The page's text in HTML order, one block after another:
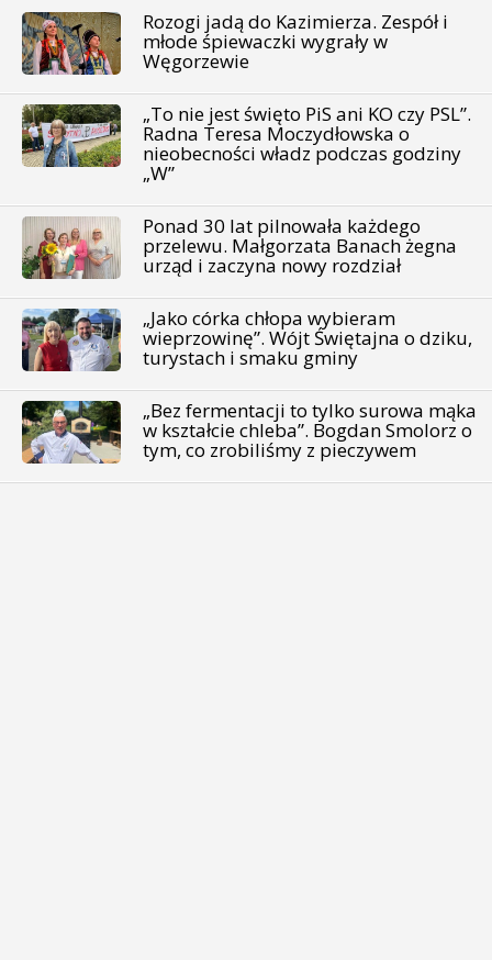
Rozogi jadą do Kazimierza. Zespół i
młode śpiewaczki wygrały w
Węgorzewie
„To nie jest święto PiS ani KO czy PSL”.
Radna Teresa Moczydłowska o
nieobecności władz podczas godziny
„W”
Ponad 30 lat pilnowała każdego
przelewu. Małgorzata Banach żegna
urząd i zaczyna nowy rozdział
„Jako córka chłopa wybieram
wieprzowinę”. Wójt Świętajna o dziku,
turystach i smaku gminy
„Bez fermentacji to tylko surowa mąka
w kształcie chleba”. Bogdan Smolorz o
tym, co zrobiliśmy z pieczywem